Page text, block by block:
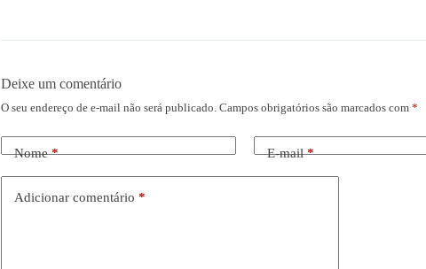
Deixe um comentário
O seu endereço de e-mail não será publicado. Campos obrigatórios são marcados com *
Nome* E-mail*
Adicionar comentário *